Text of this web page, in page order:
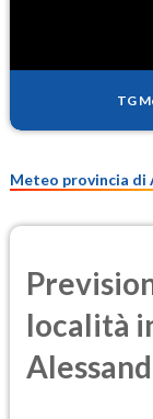
PM25
TG
Meteo provincia di
località